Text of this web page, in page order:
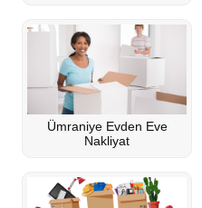
Ümraniye Evden Eve
Nakliyat